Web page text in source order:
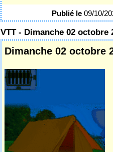
Publié le 09/10/
VTT - Dimanche 02 octobre
Dimanche 02 octobre